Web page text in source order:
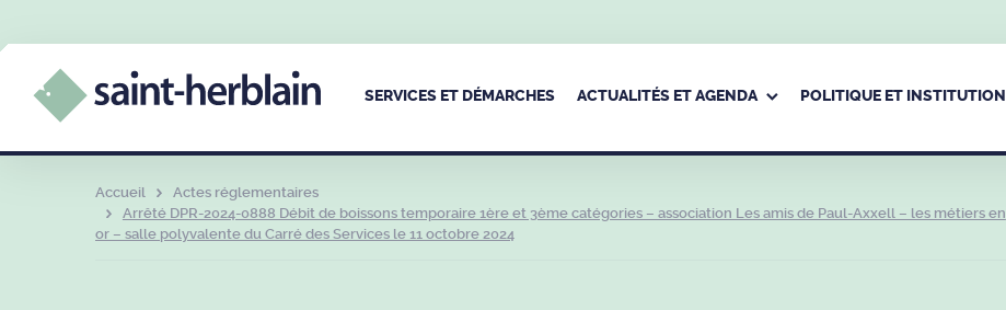
SERVICES ET DÉMARCHES ACTUALITÉS ET AGENDA POLITIQUE ET INSTITUTION
Accueil
Actes réglementaires
Arrêté DPR-2024-0888 Débit de boissons temporaire 1ère et 3ème catégories – association Les amis de Paul-Axxell – les métiers en
or – salle polyvalente du Carré des Services le 11 octobre 2024